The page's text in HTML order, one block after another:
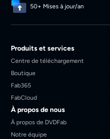
50+ Mises à jour/an
Produits et services
Centre de téléchargement
Boutique
Fab365
FabCloud
À propos de nous
À propos de DVDFab
Notre équipe